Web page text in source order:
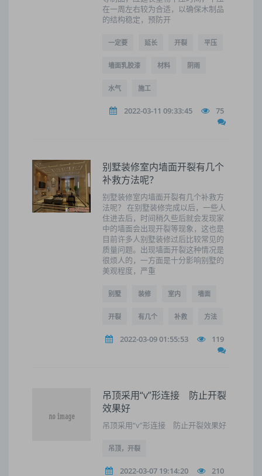
在一周左右较为合适，以确保木制品
的结构稳定，预防开
一定要 延长 开裂 平压
墙面乳胶漆 材料 阴雨
水气 施工
2022-03-11 09:33:45 75
别墅装修室内墙面开裂有几个
补救方法呢？
别墅装修室内墙面开裂有几个补救方
法呢？ 在别墅装修完成以后，一些人
住进去后，时间稍久些后就会发现家
中的墙面会出现开裂等现象，这也是
目前许多人别墅装修过后比较常见的
质量问题。出现墙面开裂这种情况是
很烦人的，一方面是十分影响别墅的
美观程度，严重
别墅 装修 室内 墙面
开裂 有几个 补救 方法
2022-03-09 01:55:53 119
吊顶采用“v”形连接 防止开裂
效果好
吊顶采用“v”形连接 防止开裂效果好
吊顶，开裂
2022-03-07 19:14:20 210